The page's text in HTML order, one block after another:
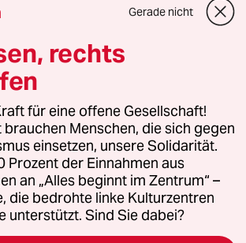
und Vertriebs GmbH
Bei rechtlichen Fragen oder für Genehmigungen
lizenzen@taz.de
Kommune-Richtlinien
Datenschutz Impressum AGB
Gerade nicht
rechts
für eine offene Gesellschaft!
Menschen, die sich gegen
einsetzen, unsere Solidarität.
Prozent der Einnahmen aus
an „Alles beginnt im Zentrum“ –
die bedrohte linke Kulturzentren
unterstützt. Sind Sie dabei?